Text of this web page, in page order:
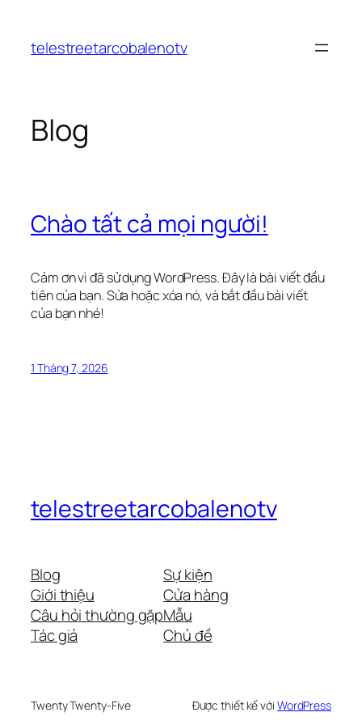
phầntelestreetarcobalenotv
Blog
Chào tất cả mọi người!
Cảm ơn vì đã sử dụng WordPress. Đây là bài viết đầu
tiên của bạn. Sửa hoặc xóa nó, và bắt đầu bài viết
của bạn nhé!
1 Tháng 7, 2026
telestreetarcobalenotv
Blog
Giới thiệu
Câu hỏi thường gặp
Tác giả
Sự kiện
Cửa hàng
Mẫu
Chủ đề
Twenty Twenty-Five Được thiết kế với WordPress